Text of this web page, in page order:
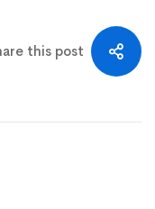
this post